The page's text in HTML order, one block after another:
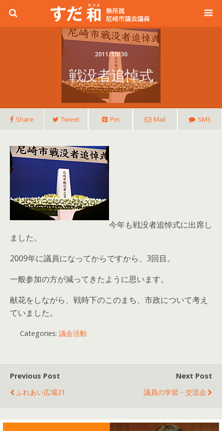
2011/10/30
戦没者追悼式
Share Tweet Pin Mail SMS
今年も戦没者追悼式に出席し
ました。
2009年に議員になってからですから、3回目。
一般参加の方が減ってきたように思います。
献花をしながら、戦時下のこのまち、市政について考え
ていました。
Categories: 議会活動
Previous Post
ふれあい広場21
Next Post
議員の学習・交流会